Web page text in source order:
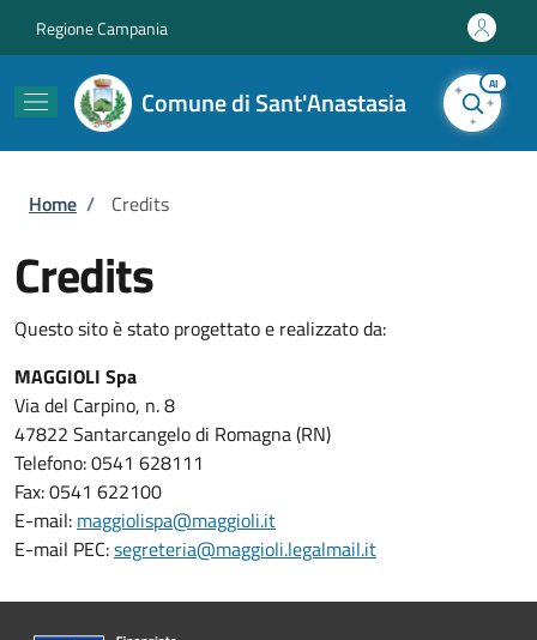
Regione Campania
Comune di Sant'Anastasia
AI
Briciole di pane
Home / Credits
Credits
Questo sito è stato progettato e realizzato da:
MAGGIOLI Spa
Via del Carpino, n. 8
47822 Santarcangelo di Romagna (RN)
Telefono: 0541 628111
Fax: 0541 622100
E-mail: maggiolispa@maggioli.it
E-mail PEC:segreteria@maggioli.legalmail.it